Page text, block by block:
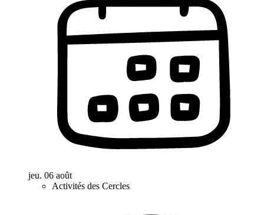
jeu. 06 août
Activités des Cercles